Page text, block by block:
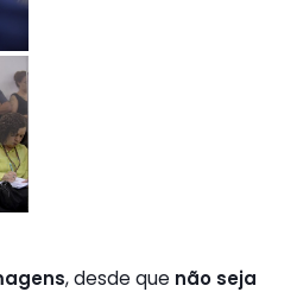
, desde que não seja